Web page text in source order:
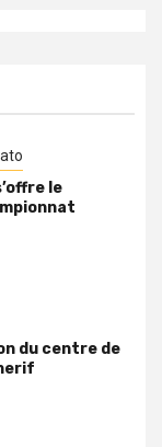
le
du centre de